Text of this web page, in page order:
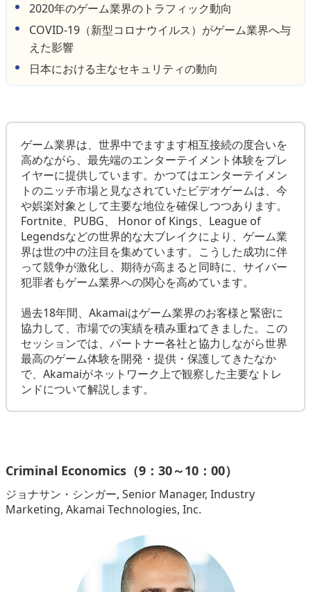
2020年のゲーム業界のトラフィック動向
COVID-19（新型コロナウイルス）がゲーム業界へ与
えた影響
日本における主なセキュリティの動向
ゲーム業界は、世界中でますます相互接続の度合いを
高めながら、最先端のエンターテイメント体験をプレ
イヤーに提供しています。かつてはエンターテイメン
トのニッチ市場と見なされていたビデオゲームは、今
や娯楽対象として主要な地位を確保しつつあります。
Fortnite、PUBG、 Honor of Kings、League of
Legendsなどの世界的な大ブレイクにより、ゲーム業
界は世の中の注目を集めています。こうした成功に伴
って競争が激化し、期待が高まると同時に、サイバー
犯罪者もゲーム業界への関心を高めています。
過去18年間、Akamaiはゲーム業界のお客様と緊密に
協力して、市場での実績を積み重ねてきました。この
セッションでは、パートナー各社と協力しながら世界
最高のゲーム体験を開発・提供・保護してきたなか
で、Akamaiがネットワーク上で観察した主要なトレ
ンドについて解説します。
Criminal Economics（9：30～10：00）
ジョナサン・シンガー, Senior Manager, Industry
Marketing, Akamai Technologies, Inc.